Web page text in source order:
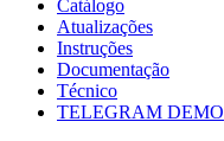
Catálogo
Atualizações
Instruções
Documentação
Técnico
TELEGRAM DEMO